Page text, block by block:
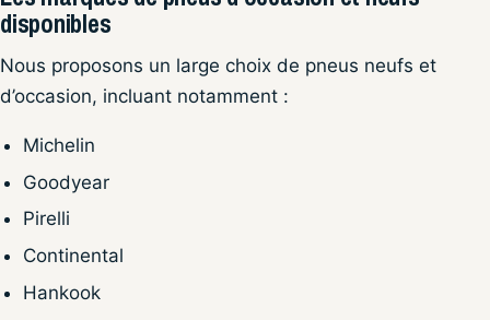
disponibles
Nous proposons un large choix de pneus neufs et
d’occasion, incluant notamment :
Michelin
Goodyear
Pirelli
Continental
Hankook